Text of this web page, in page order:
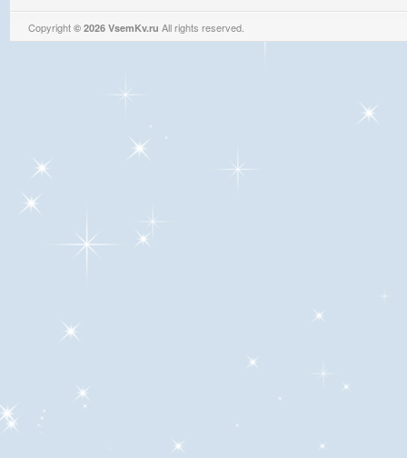
Copyright © 2026 VsemKv.ru All rights reserved.